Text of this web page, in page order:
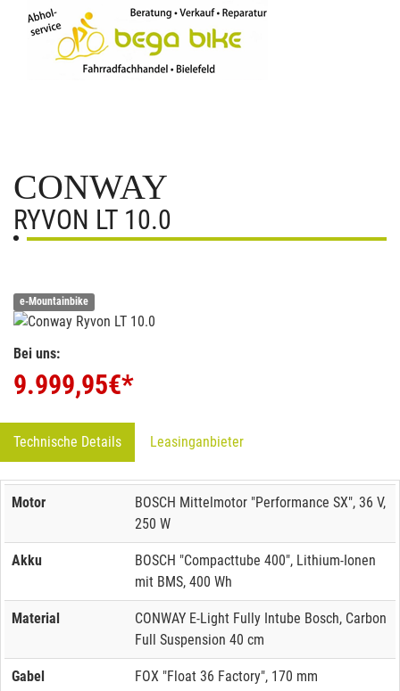
CONWAY
RYVON LT 10.0
e-Mountainbike
Bei uns:
9.999,95€*
Technische Details Leasinganbieter
Motor
BOSCH Mittelmotor "Performance SX", 36 V,
250 W
Akku
BOSCH "Compacttube 400", Lithium-Ionen
mit BMS, 400 Wh
Material
CONWAY E-Light Fully Intube Bosch, Carbon
Full Suspension 40 cm
Gabel FOX "Float 36 Factory", 170 mm